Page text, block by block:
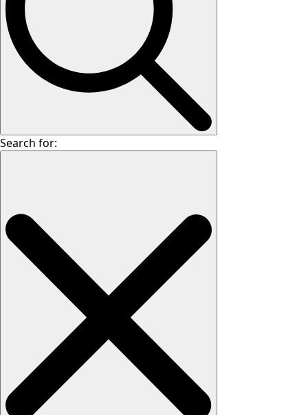
Search for: